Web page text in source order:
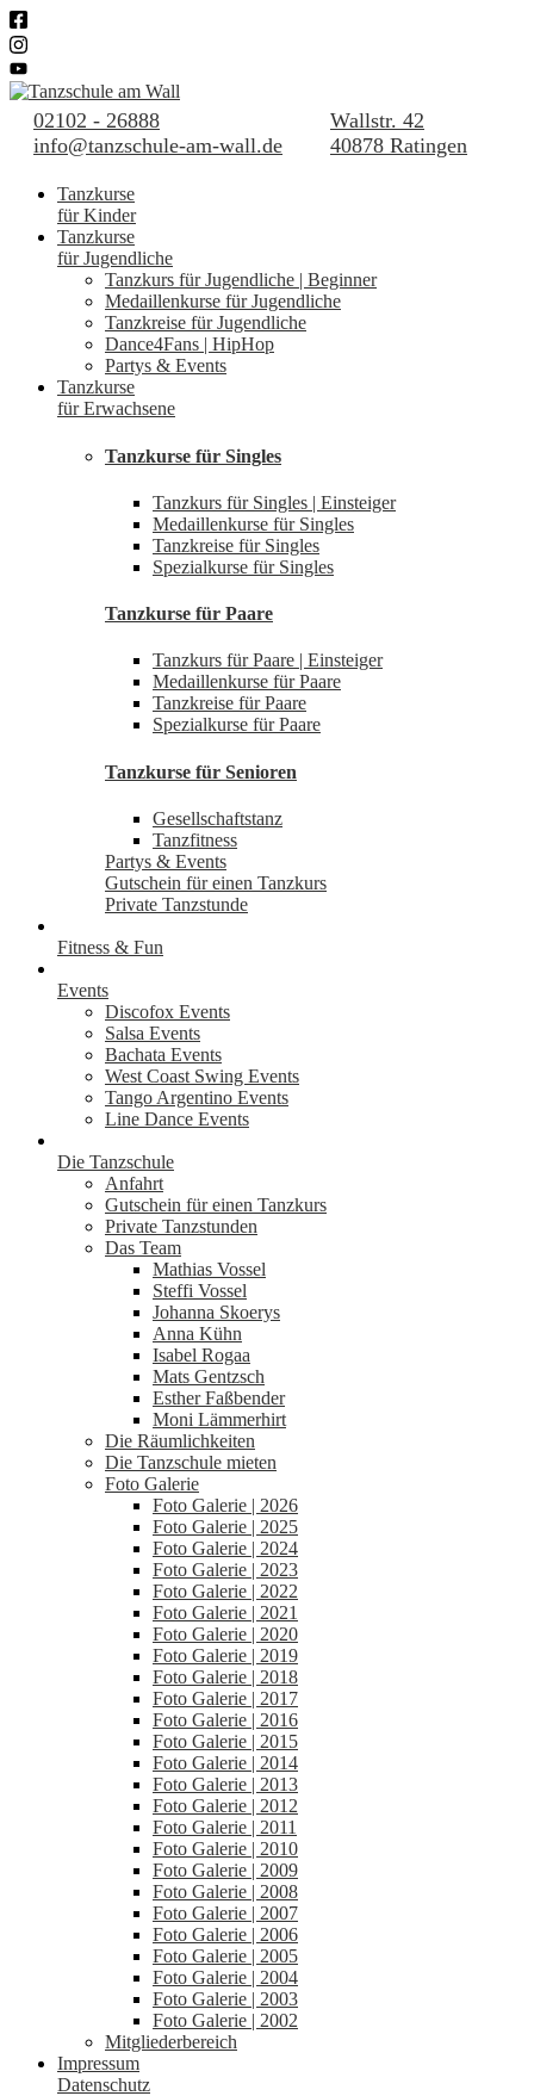
02102 - 26888
info@tanzschule-am-wall.de
Wallstr. 42
40878 Ratingen
Tanzkurse
für Kinder
Tanzkurse
für Jugendliche
Tanzkurs für Jugendliche | Beginner
Medaillenkurse für Jugendliche
Tanzkreise für Jugendliche
Dance4Fans | HipHop
Partys & Events
Tanzkurse
für Erwachsene
Tanzkurse für Singles
Tanzkurs für Singles | Einsteiger
Medaillenkurse für Singles
Tanzkreise für Singles
Spezialkurse für Singles
Tanzkurse für Paare
Tanzkurs für Paare | Einsteiger
Medaillenkurse für Paare
Tanzkreise für Paare
Spezialkurse für Paare
Tanzkurse für Senioren
Gesellschaftstanz
Tanzfitness
Partys & Events
Gutschein für einen Tanzkurs
Private Tanzstunde
Fitness & Fun
Events
Discofox Events
Salsa Events
Bachata Events
West Coast Swing Events
Tango Argentino Events
Line Dance Events
Die Tanzschule
Anfahrt
Gutschein für einen Tanzkurs
Private Tanzstunden
Das Team
Mathias Vossel
Steffi Vossel
Johanna Skoerys
Anna Kühn
Isabel Rogaa
Mats Gentzsch
Esther Faßbender
Moni Lämmerhirt
Die Räumlichkeiten
Die Tanzschule mieten
Foto Galerie
Foto Galerie | 2026
Foto Galerie | 2025
Foto Galerie | 2024
Foto Galerie | 2023
Foto Galerie | 2022
Foto Galerie | 2021
Foto Galerie | 2020
Foto Galerie | 2019
Foto Galerie | 2018
Foto Galerie | 2017
Foto Galerie | 2016
Foto Galerie | 2015
Foto Galerie | 2014
Foto Galerie | 2013
Foto Galerie | 2012
Foto Galerie | 2011
Foto Galerie | 2010
Foto Galerie | 2009
Foto Galerie | 2008
Foto Galerie | 2007
Foto Galerie | 2006
Foto Galerie | 2005
Foto Galerie | 2004
Foto Galerie | 2003
Foto Galerie | 2002
Mitgliederbereich
Impressum
Datenschutz